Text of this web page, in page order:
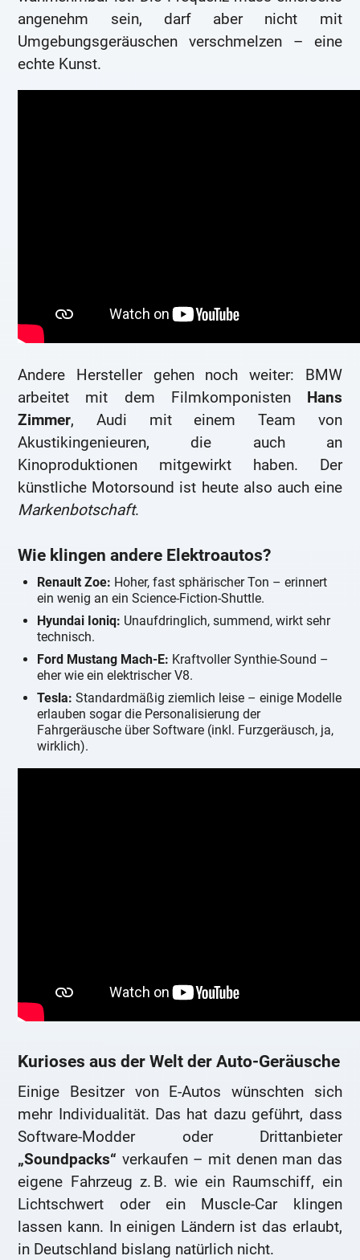
angenehm sein, darf aber nicht mit
Umgebungsgeräuschen verschmelzen – eine
echte Kunst.
Andere Hersteller gehen noch weiter: BMW
arbeitet mit dem Filmkomponisten Hans
Zimmer, Audi mit einem Team von
Akustikingenieuren, die auch an
Kinoproduktionen mitgewirkt haben. Der
künstliche Motorsound ist heute also auch eine
Markenbotschaft.
Wie klingen andere Elektroautos?
Renault Zoe: Hoher, fast sphärischer Ton – erinnert
ein wenig an ein Science-Fiction-Shuttle.
Hyundai Ioniq: Unaufdringlich, summend, wirkt sehr
technisch.
Ford Mustang Mach-E: Kraftvoller Synthie-Sound –
eher wie ein elektrischer V8.
Tesla: Standardmäßig ziemlich leise – einige Modelle
erlauben sogar die Personalisierung der
Fahrgeräusche über Software (inkl. Furzgeräusch, ja,
wirklich).
Kurioses aus der Welt der Auto-Geräusche
Einige Besitzer von E-Autos wünschten sich
mehr Individualität. Das hat dazu geführt, dass
Software-Modder oder Drittanbieter
„Soundpacks“ verkaufen – mit denen man das
eigene Fahrzeug z. B. wie ein Raumschiff, ein
Lichtschwert oder ein Muscle-Car klingen
lassen kann. In einigen Ländern ist das erlaubt,
in Deutschland bislang natürlich nicht.